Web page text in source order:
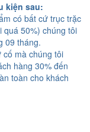
kiện sau:
có bất cứ trục trặc
quá 50%) chúng tôi
09 tháng.
cố mà chúng tôi
hàng 30% đến
toàn cho khách